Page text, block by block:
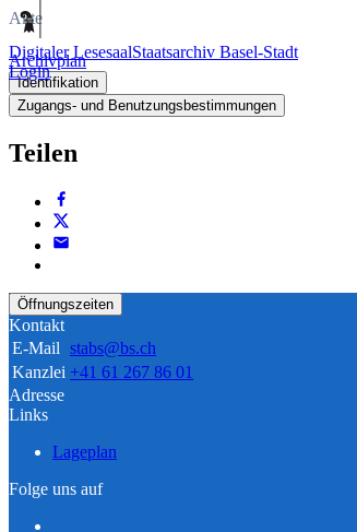
Digitaler LesesaalStaatsarchiv Basel-Stadt
Login
Akte
Archivplan
Identifikation
Zugangs- und Benutzungsbestimmungen
Teilen
Öffnungszeiten
Kontakt
E-Mail stabs@bs.ch
Kanzlei +41 61 267 86 01
Adresse
Links
Lageplan
Folge uns auf